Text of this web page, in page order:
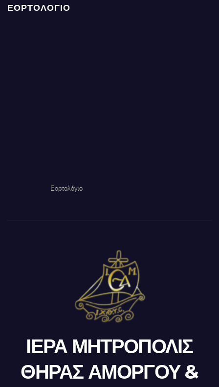
ΕΟΡΤΟΛΟΓΙΟ
Εορτολόγιο
ΙΕΡΑ ΜΗΤΡΟΠΟΛΙΣ
ΘΗΡΑΣ ΑΜΟΡΓΟΥ &